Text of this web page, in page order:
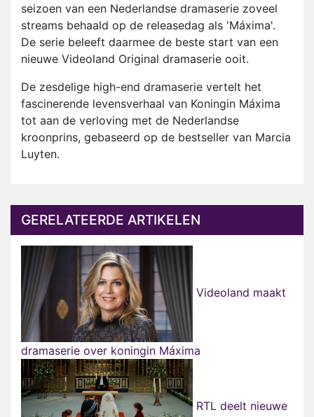
seizoen van een Nederlandse dramaserie zoveel
streams behaald op de releasedag als 'Máxima'.
De serie beleeft daarmee de beste start van een
nieuwe Videoland Original dramaserie ooit.
De zesdelige high-end dramaserie vertelt het
fascinerende levensverhaal van Koningin Máxima
tot aan de verloving met de Nederlandse
kroonprins, gebaseerd op de bestseller van Marcia
Luyten.
GERELATEERDE ARTIKELEN
Videoland maakt
dramaserie over koningin Máxima
RTL deelt nieuwe